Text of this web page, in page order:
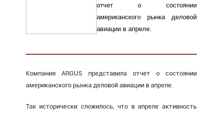
отчет о состоянии
американского рынка деловой
авиации в апреле.
Компания ARGUS представила отчет о состоянии
американского рынка деловой авиации в апреле.
Так исторически сложилось, что в апреле активность